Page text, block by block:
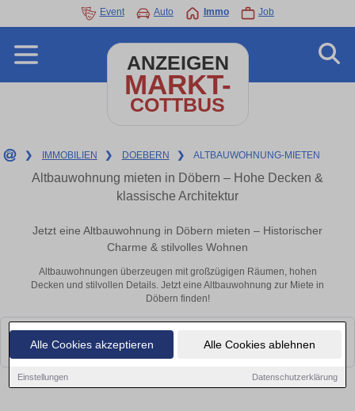
Alle Cookies akzeptieren Alle Cookies ablehnen
Einstellungen Datenschutzerklärung
Event Auto Immo Job
ANZEIGEN
MARKT-
COTTBUS
❯ IMMOBILIEN ❯ DOEBERN ❯ ALTBAUWOHNUNG-MIETEN
Altbauwohnung mieten in Döbern – Hohe Decken &
klassische Architektur
Jetzt eine Altbauwohnung in Döbern mieten – Historischer
Charme & stilvolles Wohnen
Altbauwohnungen überzeugen mit großzügigen Räumen, hohen
Decken und stilvollen Details. Jetzt eine Altbauwohnung zur Miete in
Döbern finden!
Leider konnten wir derzeit keine passenden Objekte finden. Schauen Sie
bald wieder vorbei!